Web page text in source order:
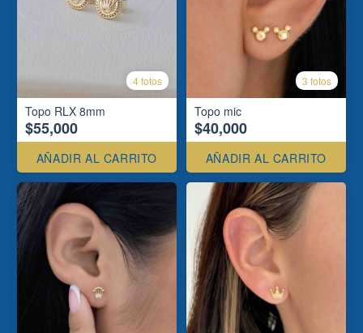
4 fotos
Topo RLX 8mm
$55,000
AÑADIR AL CARRITO
3 fotos
Topo mic
$40,000
AÑADIR AL CARRITO